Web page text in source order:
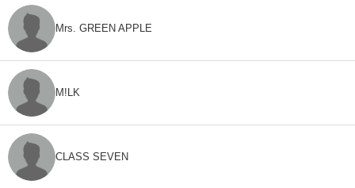
Mrs. GREEN APPLE
M!LK
CLASS SEVEN